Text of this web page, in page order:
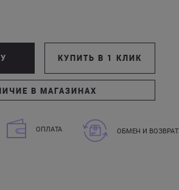
КУПИТЬ В 1 КЛИК
В МАГАЗИНАХ
ОПЛАТА ОБМЕН И ВОЗВРАТ